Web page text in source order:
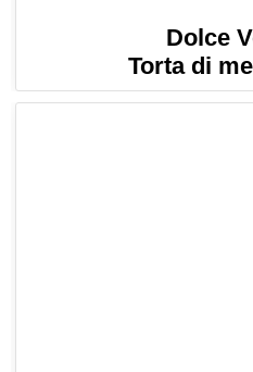
Dolce
Torta di